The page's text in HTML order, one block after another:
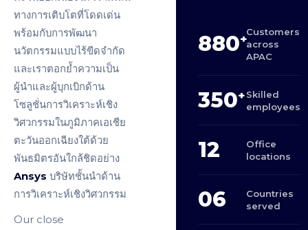
ทางการเติบโตที่โดดเด่น
พร้อมกับการพัฒนา
นวัตกรรมแบบไร้ขีดจำกัด
และเราตอกย้ำความเป็น
ผู้นำและผู้บุกเบิกด้าน
โซลูชั่นการวิเคราะห์เชิง
วิศวกรรมในภูมิภาคเอเชีย
ตะวันออกเฉียงใต้ด้วย
พันธมิตรอันใกล้ชิดอย่าง
Ansys บริษัทชั้นนำด้าน
การวิเคราะห์เชิงวิศวกรรม
Our close
880+
Customers
across
APAC
350+ Skilled
employees
12
Office
locations
06
Countries
served